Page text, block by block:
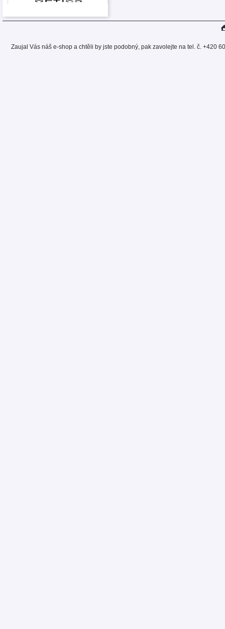
Zaujal Vás náš e-shop a chtěli by jste podobný, pak zavolejte na tel. č. +420